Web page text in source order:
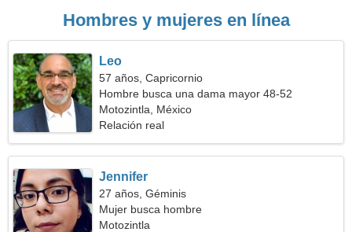
Hombres y mujeres en línea
Leo
57 años, Capricornio
Hombre busca una dama mayor 48-52
Motozintla, México
Relación real
Jennifer
27 años, Géminis
Mujer busca hombre
Motozintla